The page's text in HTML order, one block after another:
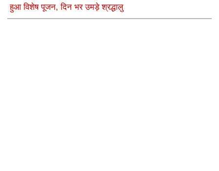
हुआ विशेष पूजन, दिन भर उमड़े श्रद्धालु